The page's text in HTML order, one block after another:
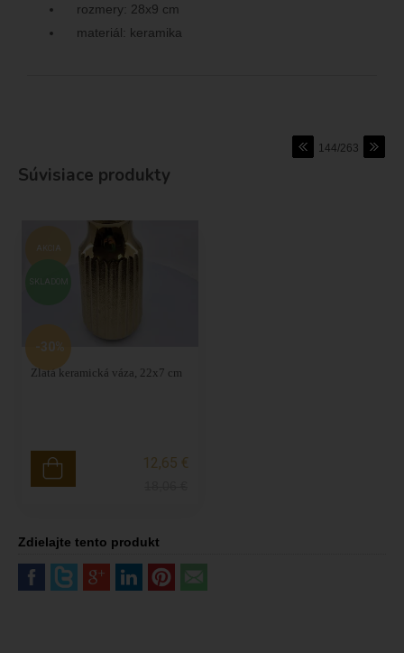
rozmery: 28x9 cm
materiál: keramika
144/263
Súvisiace produkty
AKCIA
SKLADOM
Zlatá keramická váza, 22x7 cm
12,65 €
-30%
Zdielajte tento produkt